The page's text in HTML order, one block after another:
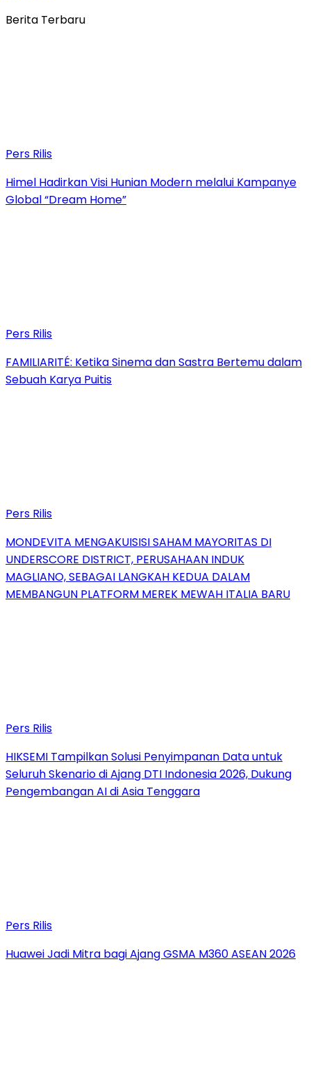
Berita Terbaru
Pers Rilis
Himel Hadirkan Visi Hunian Modern melalui Kampanye
Global “Dream Home”
Pers Rilis
FAMILIARITÉ: Ketika Sinema dan Sastra Bertemu dalam
Sebuah Karya Puitis
Pers Rilis
MONDEVITA MENGAKUISISI SAHAM MAYORITAS DI
UNDERSCORE DISTRICT, PERUSAHAAN INDUK
MAGLIANO, SEBAGAI LANGKAH KEDUA DALAM
MEMBANGUN PLATFORM MEREK MEWAH ITALIA BARU
Pers Rilis
HIKSEMI Tampilkan Solusi Penyimpanan Data untuk
Seluruh Skenario di Ajang DTI Indonesia 2026, Dukung
Pengembangan AI di Asia Tenggara
Pers Rilis
Huawei Jadi Mitra bagi Ajang GSMA M360 ASEAN 2026